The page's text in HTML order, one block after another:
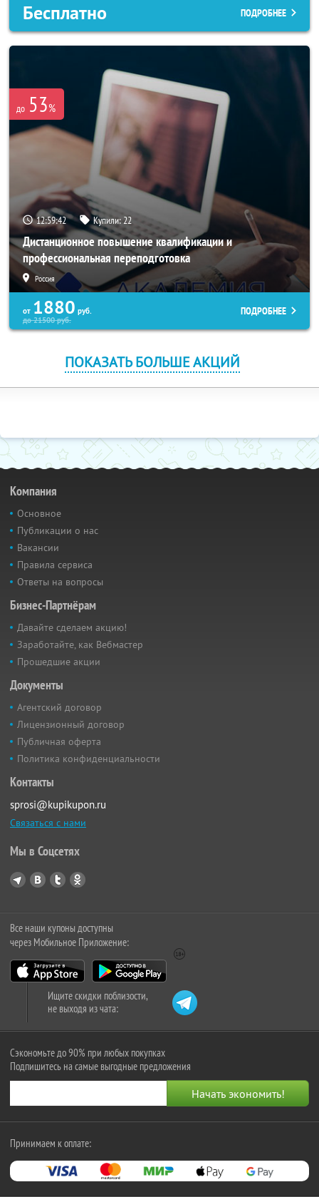
Бесплатно ПОДРОБНЕЕ
до 53%
12:59:39 Купили:22
Дистанционное повышение квалификации и
профессиональная переподготовка
Россия
от 1880 руб.
до21500руб.
ПОДРОБНЕЕ
ПОКАЗАТЬ БОЛЬШЕ АКЦИЙ
Компания
Основное
Публикации о нас
Вакансии
Правила сервиса
Ответы на вопросы
Бизнес-Партнёрам
Давайте сделаем акцию!
Заработайте, как Вебмастер
Прошедшие акции
Документы
Агентский договор
Лицензионный договор
Публичная оферта
Политика конфиденциальности
Контакты
sprosi@kupikupon.ru
Связаться с нами
Мы в Соцсетях
Все наши купоны доступны
через Мобильное Приложение:
Ищите скидки поблизости,
не выходя из чата:
Сэкономьте до 90% при любых покупках
Подпишитесь на самые выгодные предложения
Принимаем к оплате: